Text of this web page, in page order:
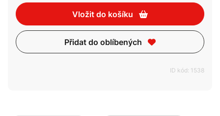
Vložit do košíku
Přidat do oblíbených
ID kód: 1538